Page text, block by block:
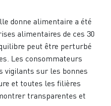
donne alimentaire a été
alimentaires de ces 30
peut être perturbé
Les consommateurs
vigilants sur les bonnes
et toutes les filières
transparentes et